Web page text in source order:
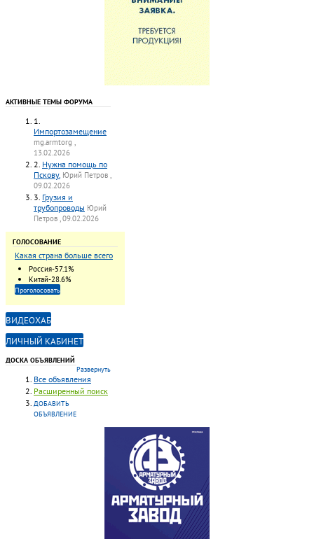
АКТИВНЫЕ ТЕМЫ ФОРУМА
1.
Импортозамещение
mg.armtorg ,
13.02.2026
2. Нужна помощь по
Пскову. Юрий Петров ,
09.02.2026
3. Грузия и
трубопроводы Юрий
Петров , 09.02.2026
ГОЛОСОВАНИЕ
Какая страна больше всего
поставляет
трубопроводную арматуру
в химическую отрасль?
Россия-57.1%
Китай-28.6%
Проголосовать
ВИДЕОХАБ
ЛИЧНЫЙ КАБИНЕТ
ДОСКА ОБЪЯВЛЕНИЙ
Развернуть
Все объявления
Расширенный поиск
ДОБАВИТЬ
ОБЪЯВЛЕНИЕ